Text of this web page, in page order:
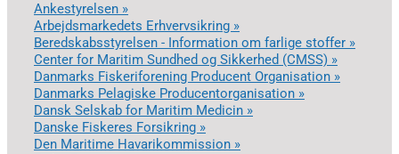
Ankestyrelsen »
Arbejdsmarkedets Erhvervsikring »
Beredskabsstyrelsen - Information om farlige stoffer »
Center for Maritim Sundhed og Sikkerhed (CMSS) »
Danmarks Fiskeriforening Producent Organisation »
Danmarks Pelagiske Producentorganisation »
Dansk Selskab for Maritim Medicin »
Danske Fiskeres Forsikring »
Den Maritime Havarikommission »